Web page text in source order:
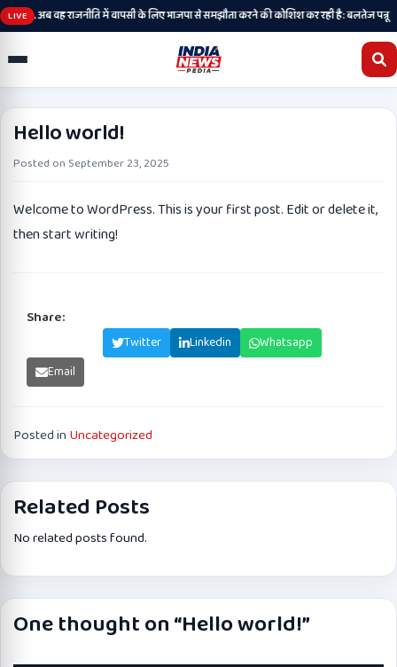
LIVE
चुकी है, अब वह राजनीति में वापसी के लिए भाजपा से समझौता करने की कोशिश कर रही है: बलतेज पन्नू •
Hello world!
Posted on September 23, 2025
Welcome to WordPress. This is your first post. Edit or delete it,
then start writing!
Share:
Twitter Linkedin
Whatsapp
Email
Posted in Uncategorized
Related Posts
No related posts found.
One thought on “Hello world!”